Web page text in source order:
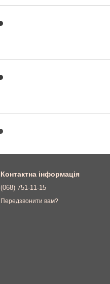
Контактна інформація
(068) 751-11-15
Передзвонити вам?